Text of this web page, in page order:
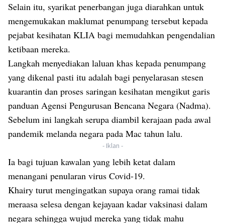
Selain itu, syarikat penerbangan juga diarahkan untuk
mengemukakan maklumat penumpang tersebut kepada
pejabat kesihatan KLIA bagi memudahkan pengendalian
ketibaan mereka.
Langkah menyediakan laluan khas kepada penumpang
yang dikenal pasti itu adalah bagi penyelarasan stesen
kuarantin dan proses saringan kesihatan mengikut garis
panduan Agensi Pengurusan Bencana Negara (Nadma).
Sebelum ini langkah serupa diambil kerajaan pada awal
pandemik melanda negara pada Mac tahun lalu.
- Iklan -
Ia bagi tujuan kawalan yang lebih ketat dalam
menangani penularan virus Covid-19.
Khairy turut mengingatkan supaya orang ramai tidak
meraasa selesa dengan kejayaan kadar vaksinasi dalam
negara sehingga wujud mereka yang tidak mahu